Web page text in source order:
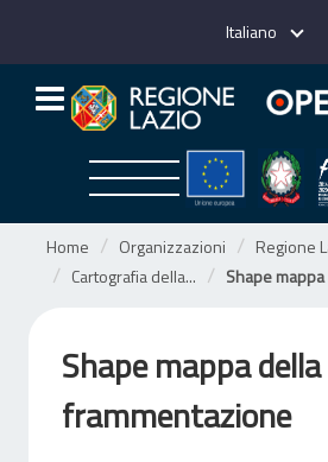
Italiano
Home Organizzazioni
Regione
Cartografia della...
Shape
Shape mappa della
frammentazione